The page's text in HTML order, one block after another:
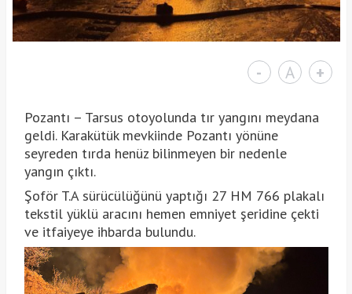
- A +
Pozantı – Tarsus otoyolunda tır yangını meydana
geldi. Karakütük mevkiinde Pozantı yönüne
seyreden tırda henüz bilinmeyen bir nedenle
yangın çıktı.
Şoför T.A sürücülüğünü yaptığı 27 HM 766 plakalı
tekstil yüklü aracını hemen emniyet şeridine çekti
ve itfaiyeye ihbarda bulundu.